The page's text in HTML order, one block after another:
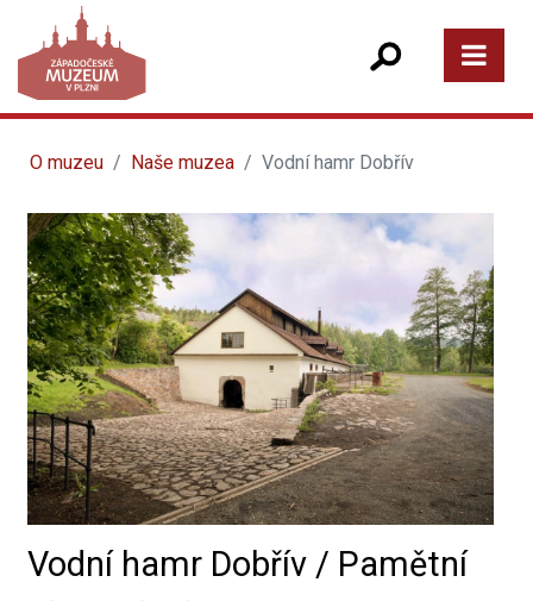
O muzeu Naše muzea Vodní hamr Dobřív
Vodní hamr Dobřív / Pamětní